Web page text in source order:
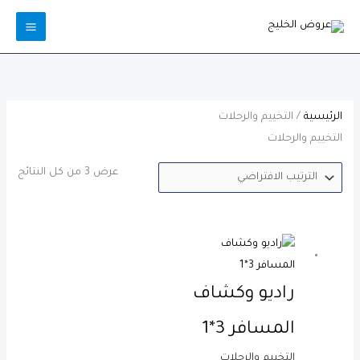
المحتوى
الرئيسية / التخييم والرحلات
التخييم والرحلات
عرض ⁦3⁩ من كل النتائج
راديو وكشاف
المسافر 3*1